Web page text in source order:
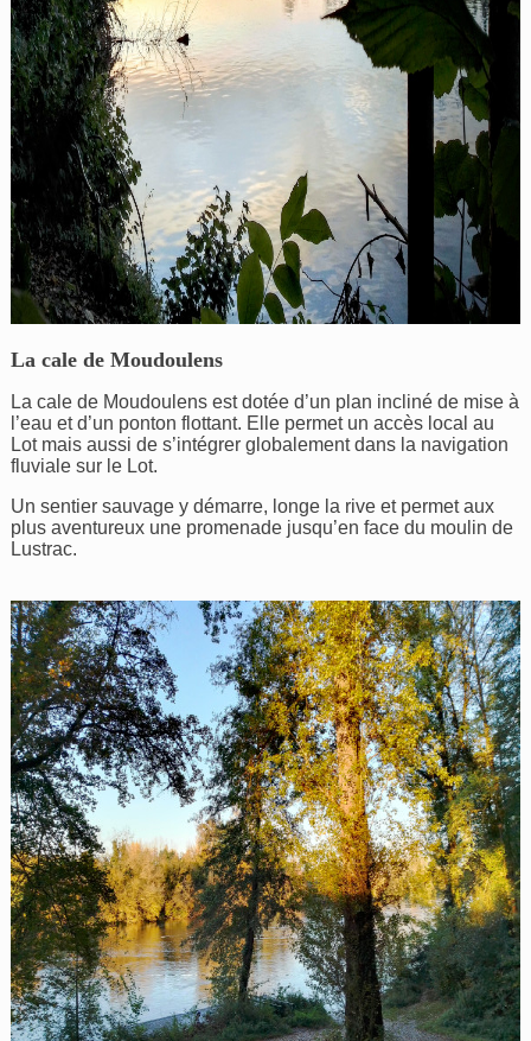
La cale de Moudoulens
La cale de Moudoulens est dotée d’un plan incliné de mise à
l’eau et d’un ponton flottant. Elle permet un accès local au
Lot mais aussi de s’intégrer globalement dans la navigation
fluviale sur le Lot.
Un sentier sauvage y démarre, longe la rive et permet aux
plus aventureux une promenade jusqu’en face du moulin de
Lustrac.